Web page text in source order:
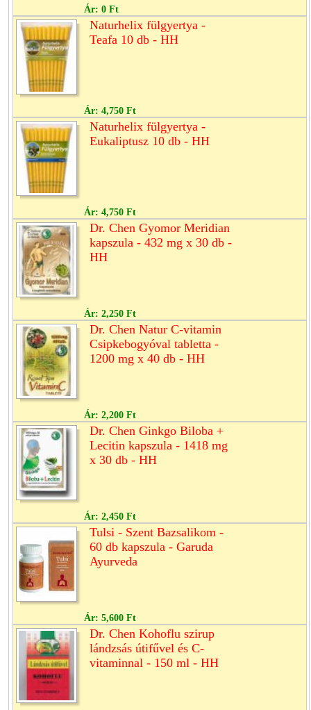
Ár: 0 Ft
Naturhelix fülgyertya -
Teafa 10 db - HH
Ár: 4,750 Ft
Naturhelix fülgyertya -
Eukaliptusz 10 db - HH
Ár: 4,750 Ft
Dr. Chen Gyomor Meridian
kapszula - 432 mg x 30 db -
HH
Ár: 2,250 Ft
Dr. Chen Natur C-vitamin
Csipkebogyóval tabletta -
1200 mg x 40 db - HH
Ár: 2,200 Ft
Dr. Chen Ginkgo Biloba +
Lecitin kapszula - 1418 mg
x 30 db - HH
Ár: 2,450 Ft
Tulsi - Szent Bazsalikom -
60 db kapszula - Garuda
Ayurveda
Ár: 5,600 Ft
Dr. Chen Kohoflu szirup
lándzsás útifűvel és C-
vitaminnal - 150 ml - HH